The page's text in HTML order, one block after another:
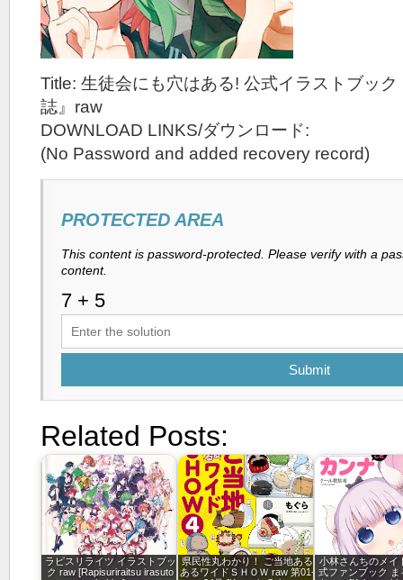
Title: 生徒会にも穴はある! 公式イラストブッ
誌』raw
DOWNLOAD LINKS/ダウンロード:
(No Password and added recovery record)
PROTECTED AREA
This content is password-protected. Please verify with a
content.
Submit
Related Posts:
ラピスリライツ イラストブッ
ク raw [Rapisuriraitsu irasuto
県民性丸わかり！ ご当地ある
あるワイドＳＨＯＷ raw 第01-
小林さんちのメイ
式ファンブック ま